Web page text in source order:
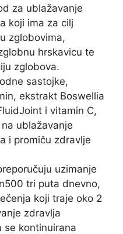
za ublažavanje
koji ima za cilj
zglobovima,
hrskavicu te
zglobova.
sastojke,
ekstrakt Boswellia
i vitamin C,
ublažavanje
i promiču zdravlje
uzimanje
tri puta dnevno,
koji traje oko 2
zdravlja
se kontinuirana